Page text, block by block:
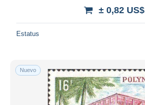
± 0,82 US$
Estatus
Nuevo